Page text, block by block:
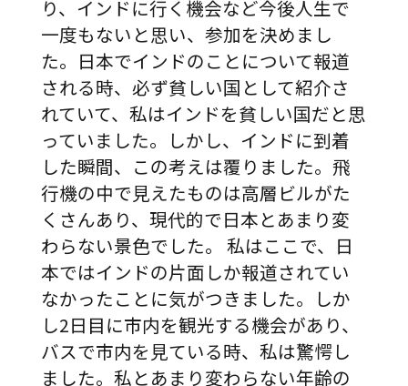
り、インドに行く機会など今後人生で
一度もないと思い、参加を決めまし
た。日本でインドのことについて報道
される時、必ず貧しい国として紹介さ
れていて、私はインドを貧しい国だと思
っていました。しかし、インドに到着
した瞬間、この考えは覆りました。飛
行機の中で見えたものは高層ビルがた
くさんあり、現代的で日本とあまり変
わらない景色でした。 私はここで、日
本ではインドの片面しか報道されてい
なかったことに気がつきました。しか
し2日目に市内を観光する機会があり、
バスで市内を見ている時、私は驚愕し
ました。私とあまり変わらない年齢の